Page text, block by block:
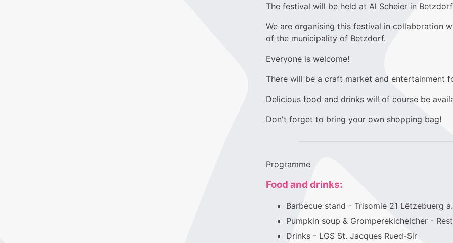
The festival will be held at Al Scheier in
We are organising this festival in collaboration
of the municipality of Betzdorf.
Everyone is welcome!
There will be a craft market and entertainment
Delicious food and drinks will of course be
Don't forget to bring your own shopping bag!
Programme
Food and drinks:
Barbecue stand - Trisomie 21 Lëtzebuerg
Pumpkin soup & Gromperekichelcher -
Drinks - LGS St. Jacques Rued-Sir